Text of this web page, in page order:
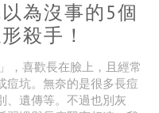
為沒事的5個
殺手！
，喜歡長在臉上，且經常
痘坑。無奈的是很多長痘
、遺傳等。不過也別灰